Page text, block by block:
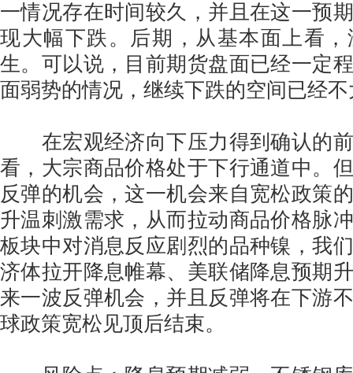
一情况存在时间较久，并且在这一预
现大幅下跌。后期，从基本面上看
生。可以说，目前期货盘面已经一定
面弱势的情况，继续下跌的空间已经
在宏观经济向下压力得到确认的前
看，大宗商品价格处于下行通道中。
反弹的机会，这一机会来自宽松政策
升温刺激需求，从而拉动商品价格脉
板块中对消息反应剧烈的品种镍，我
济体拉开降息帷幕、美联储降息预期
来一波反弹机会，并且反弹将在下游
球政策宽松见顶后结束。